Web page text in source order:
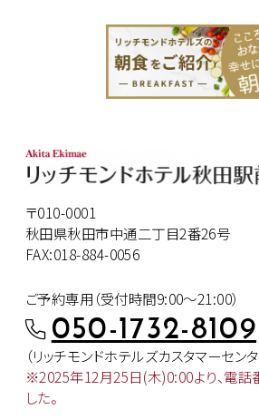
〒010-0001
秋田県秋田市中通二丁目2番26号
FAX:018-884-0056
ご予約専用（受付時間9:00～21:00）
050-1732-8109
（リッチモンドホテルズカスタマーセン
※2025年12月25日(木)0:00より、電話
した。